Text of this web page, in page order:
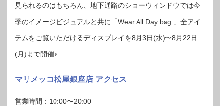
見られるのはもちろん、地下通路のショーウィンドウでは今
季のイメージビジュアルと共に「Wear All Day bag 」全アイ
テムをご覧いただけるディスプレイを8月3日(水)〜8月22日
(月)まで開催♪
マリメッコ松屋銀座店 アクセス
営業時間：10:00〜20:00